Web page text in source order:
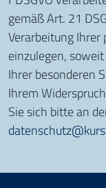
gemäß Art. 21
Verarbeitung Ihrer
einzulegen,
Ihrer besonderen
Ihrem
Sie sich bitte an